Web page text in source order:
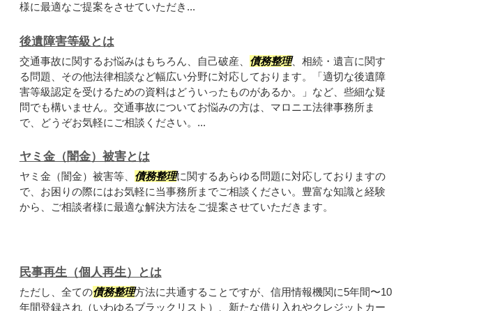
様に最適なご提案をさせていただき...
後遺障害等級とは
交通事故に関するお悩みはもちろん、自己破産、 債務整理、相続・遺言に関す
る問題、その他法律相談など幅広い分野に対応しております。「適切な後遺障
害等級認定を受けるための資料はどういったものがあるか。」など、些細な疑
問でも構いません。交通事故についてお悩みの方は、マロニエ法律事務所ま
で、どうぞお気軽にご相談ください。...
ヤミ金（闇金）被害とは
ヤミ金（闇金）被害等、 債務整理に関するあらゆる問題に対応しておりますの
で、お困りの際にはお気軽に当事務所までご相談ください。豊富な知識と経験
から、ご相談者様に最適な解決方法をご提案させていただきます。
民事再生（個人再生）とは
ただし、全ての債務整理方法に共通することですが、信用情報機関に5年間〜10
年間登録され（いわゆるブラックリスト）、新たな借り入れやクレジットカー